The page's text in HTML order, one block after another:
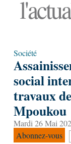
Société
social
travaux
Mpoukou
Mardi 26 Mai
Abonnez-vous